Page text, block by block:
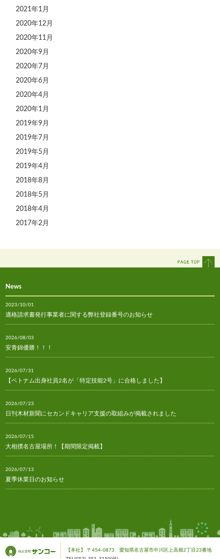
2021年1月
2020年12月
2020年11月
2020年9月
2020年7月
2020年6月
2020年4月
2020年1月
2019年9月
2019年7月
2019年5月
2019年4月
2018年8月
2018年5月
2018年4月
2017年2月
News
2023/10/01
適格請求書発行事業者に関する弊社登録番号のお知らせ
2026/08/03
安青錦優勝！！！
2026/07/31
【ベトナム出身社員2名が「特定技能2号」に合格しました】
2026/07/23
日刊木材新聞にセカンドキャリア支援の取組みが掲載されました
2026/07/15
大相撲名古屋場所！【期間限定掲載】
2026/07/13
夏季休業日のお知らせ
2026/07/10
林経新聞にセカンドキャリア支援の取組みが掲載されました
2026/07/06
安青錦関・安治川部屋との熱い交流！
【本社】 〒454-0873 愛知県名古屋市中川区上高畑2丁目23番地